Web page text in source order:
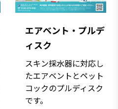
エアベント・プルデ
ィスク
スキン採水器に対応し
たエアベントとペット
コックのプルディスク
です。